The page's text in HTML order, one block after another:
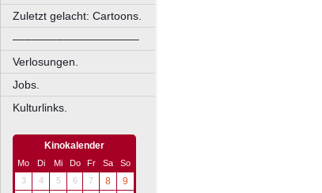
Zuletzt gelacht: Cartoons.
––––––––––––––––––––
Verlosungen.
Jobs.
Kulturlinks.
Kinokalender
Mo Di Mi Do Fr Sa
So
3
4 5 6 7 8
9